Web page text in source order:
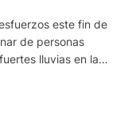
este fin de
de personas
lluvias en la
con Perú, se